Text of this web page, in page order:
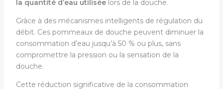
la quantité d’eau utiliséelors de la douche.
Grâce à des mécanismes intelligents de régulation du
débit. Ces pommeaux de douche peuvent diminuer la
consommation d’eau jusqu’à 50 % ou plus, sans
compromettre la pression ou la sensation de la
douche.
Cette réduction significative de la consommation